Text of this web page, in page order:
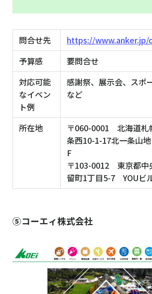
問合せ先
https://
予算感
要問合せ
対応可能
なイベン
ト例
感謝祭、展示会、スポ
など
所在地
〒060-0001 北海道札
条西10-1-17北一条山
F
〒103-0012 東京都中
留町1丁目5-7 YOUビ
⑤コーエィ株式会社